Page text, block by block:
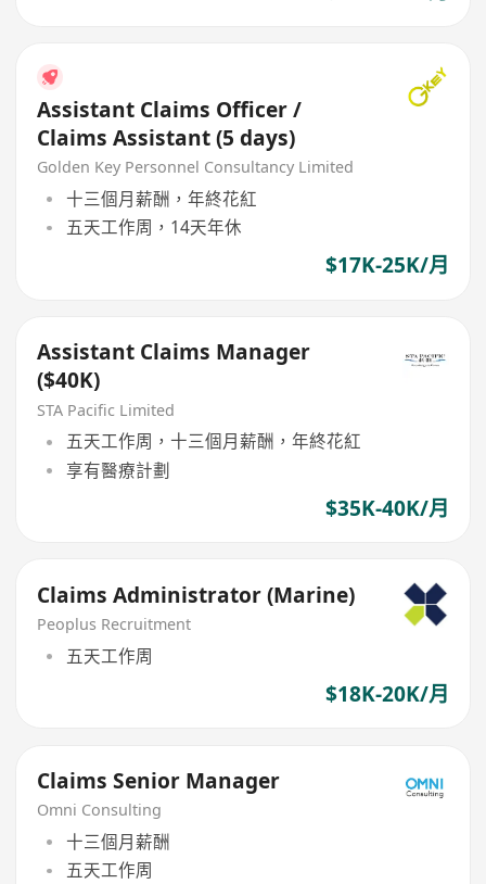
Assistant Claims Officer /
Claims Assistant (5 days)
Golden Key Personnel Consultancy Limited
十三個月薪酬，年終花紅
五天工作周，14天年休
$17K-25K/月
Assistant Claims Manager
($40K)
STA Pacific Limited
五天工作周，十三個月薪酬，年終花紅
享有醫療計劃
$35K-40K/月
Claims Administrator (Marine)
Peoplus Recruitment
五天工作周
$18K-20K/月
Claims Senior Manager
Omni Consulting
十三個月薪酬
五天工作周